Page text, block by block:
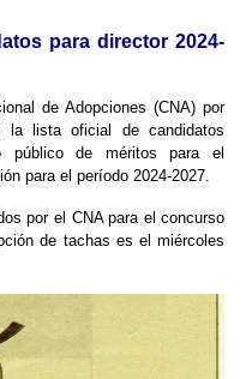
para director 2024-
de Adopciones (CNA) por
lista oficial de candidatos
público de méritos para el
para el período 2024-2027.
por el CNA para el concurso
de tachas es el miércoles